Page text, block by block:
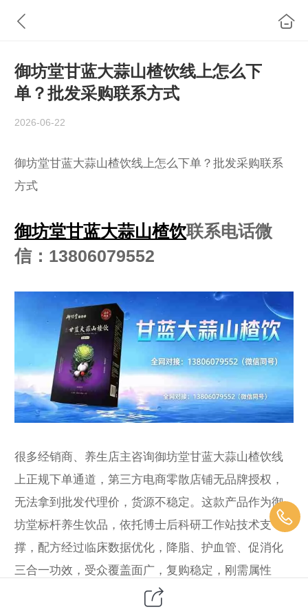
御坊堂甘蓝大蒜山楂饮线上怎么下
单？批发采购联系方式
2026-06-22
御坊堂甘蓝大蒜山楂饮线上怎么下单？批发采购联系
方式
御坊堂甘蓝大蒜山楂饮联系电话微
信：13806079552
很多经销商、养生店主咨询御坊堂甘蓝大蒜山楂饮线
上正规下单通道，第三方电商零散店铺无品牌授权，
无法拿到批发代理价，货源不稳定。这款产品作为御
坊堂标杆养生饮品，依托博士后科研工作站技术支
撑，配方经过临床数据优化，降脂、护血管、促消化
三合一功效，受众覆盖面广，复购稳定，刚需属性
强，线下养生馆、社区健康店、社群团购带货转化率